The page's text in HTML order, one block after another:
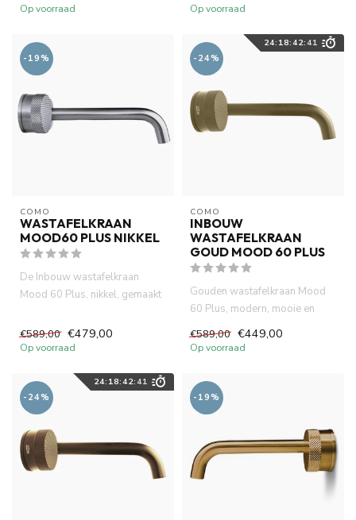
Op voorraad
...
Op voorraad
-19%
COMO
WASTAFELKRAAN
MOOD60 PLUS NIKKEL
De Inbouw wastafelkraan
Mood 60 Plus, nikkel, gemaakt
€589,00 €479,00
Op voorraad
24: 18:42:39
-24%
COMO
INBOUW
WASTAFELKRAAN
GOUD MOOD 60 PLUS
Gouden wastafelkraan Mood
60 Plus, modern, mooie en
kraan...
€589,00 €449,00
Op voorraad
24: 18:42:39
-24%
-19%